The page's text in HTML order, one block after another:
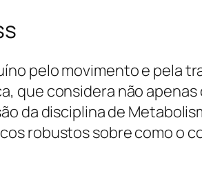
pelo movimento e pela
que considera não apenas
da disciplina de
robustos sobre como o